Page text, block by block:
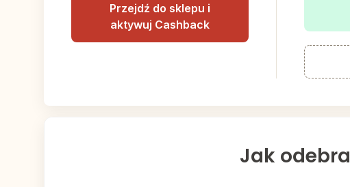
Przejdź do sklepu i
aktywuj Cashback
Jak